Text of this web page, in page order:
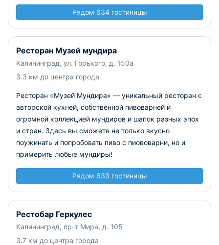
Рядом 634 гостиницы
Ресторан Музей мундира
Калининград, ул. Горького, д. 150а
3.3 км до центра города
Ресторан «Музей Мундира» — уникальный ресторан с
авторской кухней, собственной пивоварней и
огромной коллекцией мундиров и шапок разных эпох
и стран. Здесь вы сможете не только вкусно
поужинать и попробовать пиво с пиововарни, но и
примерить любые мундиры!
Рядом 633 гостиницы
Рестобар Геркулес
Калининград, пр-т Мира, д. 105
3.7 км до центра города